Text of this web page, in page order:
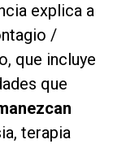
explica a
/
que incluye
que
terapia